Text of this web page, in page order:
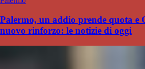
Palermo, un addio prende quota e
nuovo rinforzo: le notizie di oggi